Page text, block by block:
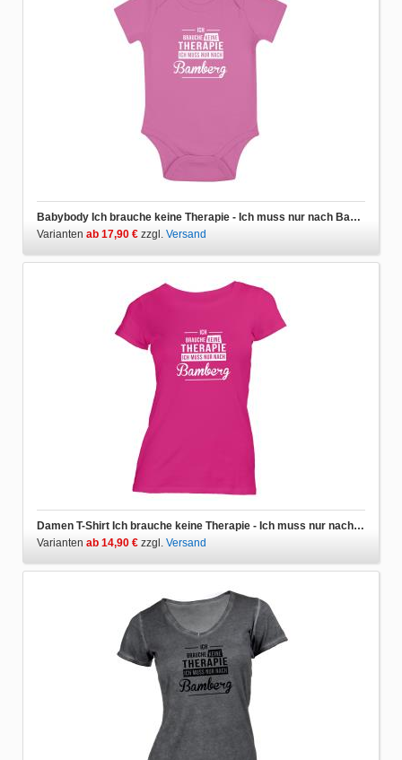
Babybody Ich brauche keine Therapie - Ich muss nur nach Bamberg
Varianten ab 17,90 € zzgl. Versand
Damen T-Shirt Ich brauche keine Therapie - Ich muss nur nach Bamberg
Varianten ab 14,90 € zzgl. Versand